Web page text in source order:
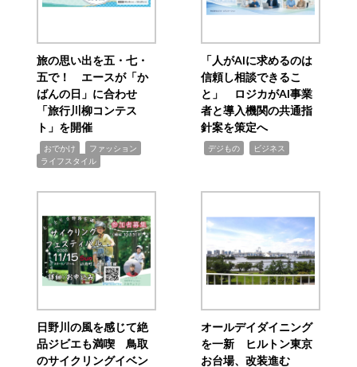
旅の思い出を五・七・
五で！ エースが「か
ばんの日」に合わせ
「旅行川柳コンテス
ト」を開催
おでかけ ファッション
ライフスタイル
「人がAIに求めるのは
信頼し相談できるこ
と」 ロジカがAI事業
者と導入機関の共通指
針案を策定へ
デジもの ビジネス
日野川の風を感じて絶
品ジビエも満喫 鳥取
のサイクリングイベン
オールデイダイニング
を一新 ヒルトン東京
お台場、改装進む